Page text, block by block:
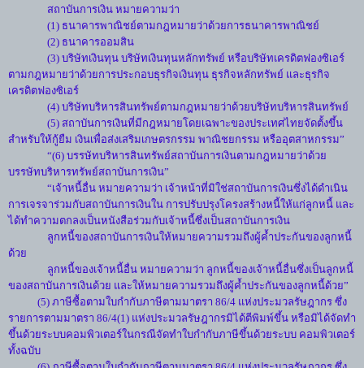
สถาบันการเงิน หมายความว่า
(1) ธนาคารพาณิชย์ตามกฎหมายว่าด้วยการธนาคารพาณิชย์
(2) ธนาคารออมสิน
(3) บริษัทเงินทุน บริษัทเงินทุนหลักทรัพย์ หรือบริษัทเครดิตฟองซิเอร์
ตามกฎหมายว่าด้วยการประกอบธุรกิจเงินทุน ธุรกิจหลักทรัพย์ และธุรกิจ
เครดิตฟองซิเอร์
(4) บริษัทบริหารสินทรัพย์ตามกฎหมายว่าด้วยบริษัทบริหารสินทรัพย์
(5) สถาบันการเงินที่มีกฎหมายโดยเฉพาะของประเทศไทยจัดตั้งขึ้น
สำหรับให้กู้ยืม เงินเพื่อส่งเสริมเกษตรกรรม พาณิชยกรรม หรืออุตสาหกรรม”
“(6) บรรษัทบริหารสินทรัพย์สถาบันการเงินตามกฎหมายว่าด้วย
บรรษัทบริหารทรัพย์สถาบันการเงิน”
“เจ้าหนี้อื่น หมายความว่า เจ้าหน้าที่มิใช่สถาบันการเงินซึ่งได้ดำเนิน
การเจรจาร่วมกับสถาบันการเงินใน การปรับปรุงโครงสร้างหนี้ให้แก่ลูกหนี้ และ
ได้ทำความตกลงเป็นหนังสือร่วมกับเจ้าหนี้ซึ่งเป็นสถาบันการเงิน
ลูกหนี้ของสถาบันการเงินให้หมายความรวมถึงผู้ค้ำประกันของลูกหนี้
ด้วย
ลูกหนี้ของเจ้าหนี้อื่น หมายความว่า ลูกหนี้ของเจ้าหนี้อื่นซึ่งเป็นลูกหนี้
ของสถาบันการเงินด้วย และให้หมายความรวมถึงผู้ค้ำประกันของลูกหนี้ด้วย”
(5) ภาษีซื้อตามใบกำกับภาษีตามมาตรา 86/4 แห่งประมวลรัษฎากร ซึ่ง
รายการตามมาตรา 86/4(1) แห่งประมวลรัษฎากรมิได้ตีพิมพ์ขึ้น หรือมิได้จัดทำ
ขึ้นด้วยระบบคอมพิวเตอร์ในกรณีจัดทำใบกำกับภาษีขึ้นด้วยระบบ คอมพิวเตอร์
ทั้งฉบับ